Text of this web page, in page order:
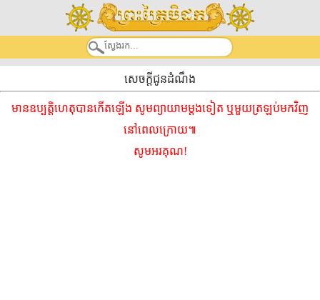
សេចក្តីជូនដំណឹង
មានឧប្បត្តិហេតុបានកើតឡើង សូមព្យាយាមម្ដងទៀត ឬមួយត្រឡប់មកវិញ
នៅពេលក្រោយ៕
សូមអរគុណ!